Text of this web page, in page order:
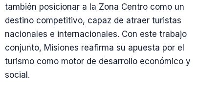
también posicionar a la Zona Centro como un
destino competitivo, capaz de atraer turistas
nacionales e internacionales. Con este trabajo
conjunto, Misiones reafirma su apuesta por el
turismo como motor de desarrollo económico y
social.